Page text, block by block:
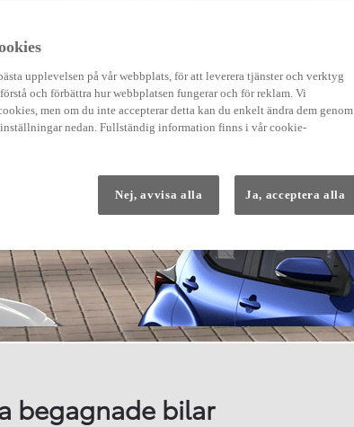
Från 569 900 kr
Från 3 958 kr/mån
HYBRID
begagnade bilar
upplevelsen på vår webbplats, för att leverera tjänster och verktyg
och förbättra hur webbplatsen fungerar och för reklam. Vi
men om du inte accepterar detta kan du enkelt ändra dem genom
nedan. Fullständig information finns i vår cookie-
Nej, avvisa alla Ja, acceptera alla